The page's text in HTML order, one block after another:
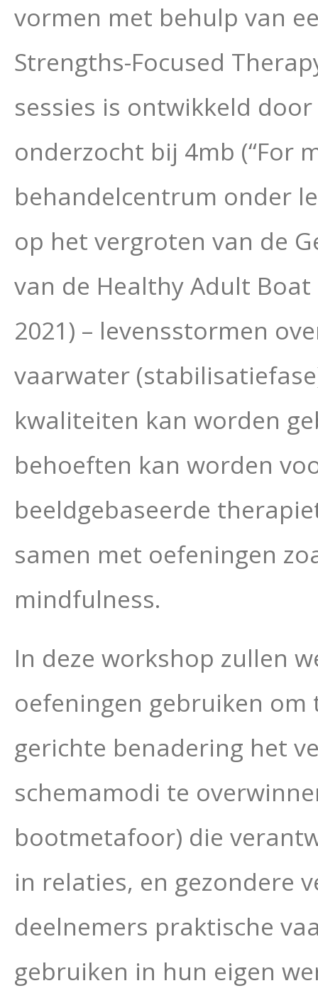
vormen met behulp van
Strengths-Focused
sessies is ontwikkeld
onderzocht bij 4mb (“For
behandelcentrum onder
op het vergroten van de
van de Healthy Adult
2021) – levensstormen
vaarwater
kwaliteiten kan worden
behoeften kan worden
beeldgebaseerde
samen met oefeningen
mindfulness.
In deze workshop zullen
oefeningen gebruiken
gerichte benadering het
schemamodi te
bootmetafoor) die
in relaties, en gezondere
deelnemers praktische
gebruiken in hun eigen